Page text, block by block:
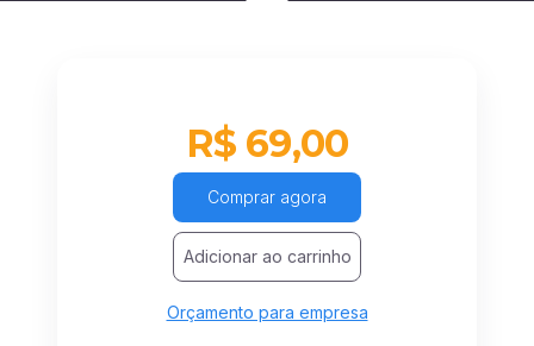
R$ 69,00
Comprar agora
Adicionar ao carrinho
Orçamento para empresa